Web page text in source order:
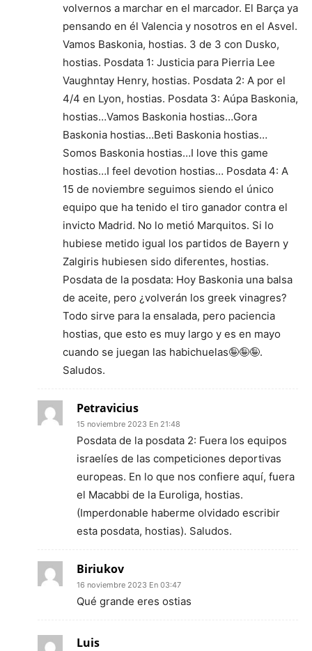
volvernos a marchar en el marcador. El Barça ya
pensando en él Valencia y nosotros en el Asvel.
Vamos Baskonia, hostias. 3 de 3 con Dusko,
hostias. Posdata 1: Justicia para Pierria Lee
Vaughntay Henry, hostias. Posdata 2: A por el
4/4 en Lyon, hostias. Posdata 3: Aúpa Baskonia,
hostias…Vamos Baskonia hostias…Gora
Baskonia hostias…Beti Baskonia hostias…
Somos Baskonia hostias…I love this game
hostias…I feel devotion hostias… Posdata 4: A
15 de noviembre seguimos siendo el único
equipo que ha tenido el tiro ganador contra el
invicto Madrid. No lo metió Marquitos. Si lo
hubiese metido igual los partidos de Bayern y
Zalgiris hubiesen sido diferentes, hostias.
Posdata de la posdata: Hoy Baskonia una balsa
de aceite, pero ¿volverán los greek vinagres?
Todo sirve para la ensalada, pero paciencia
hostias, que esto es muy largo y es en mayo
cuando se juegan las habichuelas🤪🤪🤪.
Saludos.
Petravicius
15 noviembre 2023 En 21:48
Posdata de la posdata 2: Fuera los equipos
israelíes de las competiciones deportivas
europeas. En lo que nos confiere aquí, fuera
el Macabbi de la Euroliga, hostias.
(Imperdonable haberme olvidado escribir
esta posdata, hostias). Saludos.
Biriukov
16 noviembre 2023 En 03:47
Qué grande eres ostias
Luis